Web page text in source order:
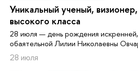
Уникальный ученый,
высокого класса
28 июля — день рождения
обаятельной Лилии Николаевны
28 июля